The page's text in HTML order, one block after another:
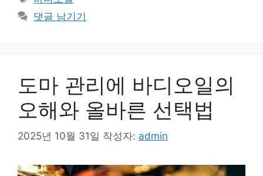
리
그
댓글 남기기
도마 관리에 바디오일의
오해와 올바른 선택법
2025년 10월 31일 작성자: admin